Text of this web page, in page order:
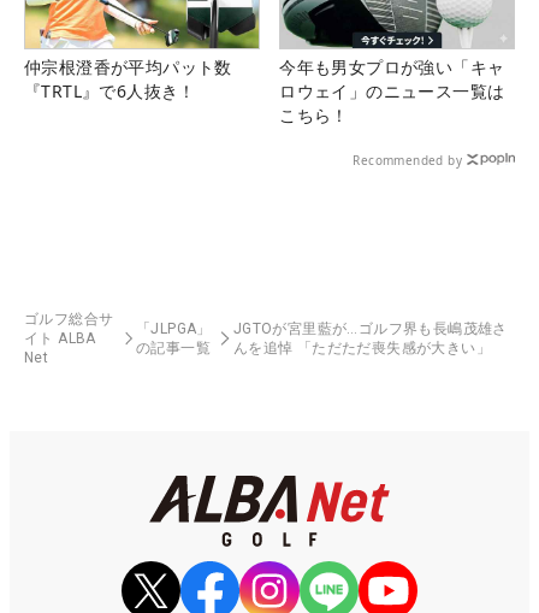
仲宗根澄香が平均パット数
『TRTL』で6人抜き！
今年も男女プロが強い「キャ
ロウェイ」のニュース一覧は
こちら！
Recommended by
ゴルフ総合サ
イト ALBA
Net
「JLPGA」
の記事一覧
JGTOが宮里藍が…ゴルフ界も長嶋茂雄さ
んを追悼 「ただただ喪失感が大きい」